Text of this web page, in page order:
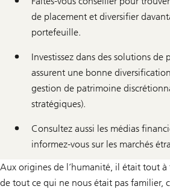
de placement et diversifier
portefeuille.
Investissez dans des solutions de
assurent une bonne
gestion de patrimoine
stratégiques).
Consultez aussi les médias
informez-vous sur les marchés
Aux origines de l’humanité, il était tout
de tout ce qui ne nous était pas familier,